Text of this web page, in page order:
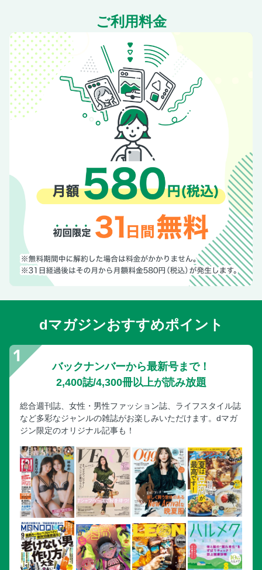
2・3月合併号（12月27日発売）のお知らせ
定期購読
AD
別冊付録 around 50からのこれからの暮らしにフィットす
る家
ご利用料金
dマガジンおすすめポイント
バックナンバーから最新号まで！
2,400誌/4,300冊以上が読み放題
総合週刊誌、女性・男性ファッション誌、ライフスタイル誌
など多彩なジャンルの雑誌がお楽しみいただけます。dマガ
ジン限定のオリジナル記事も！